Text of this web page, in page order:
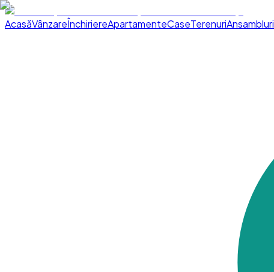
AcasăVânzareÎnchiriereApartamenteCaseTerenuriAnsambluri